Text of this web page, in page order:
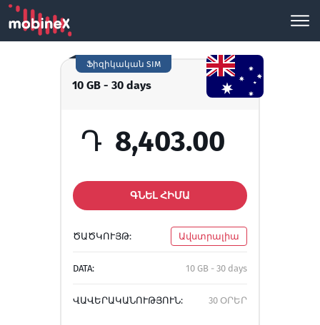
10 GB - 30 days
Ֆիզիկական SIM
Դ 8,403.00
ԳՆԵԼ ՀԻՄԱ
ԾԱԾԿՈՒՅԹ: Ավստրալիա
DATA: 10 GB - 30 days
ՎԱՎԵՐԱԿԱՆՈՒԹՅՈՒՆ: 30 ՕՐԵՐ